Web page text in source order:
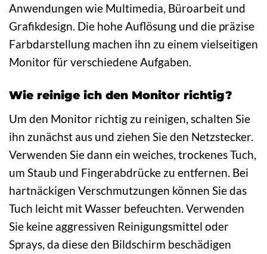
Anwendungen wie Multimedia, Büroarbeit und
Grafikdesign. Die hohe Auflösung und die präzise
Farbdarstellung machen ihn zu einem vielseitigen
Monitor für verschiedene Aufgaben.
Wie reinige ich den Monitor richtig?
Um den Monitor richtig zu reinigen, schalten Sie
ihn zunächst aus und ziehen Sie den Netzstecker.
Verwenden Sie dann ein weiches, trockenes Tuch,
um Staub und Fingerabdrücke zu entfernen. Bei
hartnäckigen Verschmutzungen können Sie das
Tuch leicht mit Wasser befeuchten. Verwenden
Sie keine aggressiven Reinigungsmittel oder
Sprays, da diese den Bildschirm beschädigen